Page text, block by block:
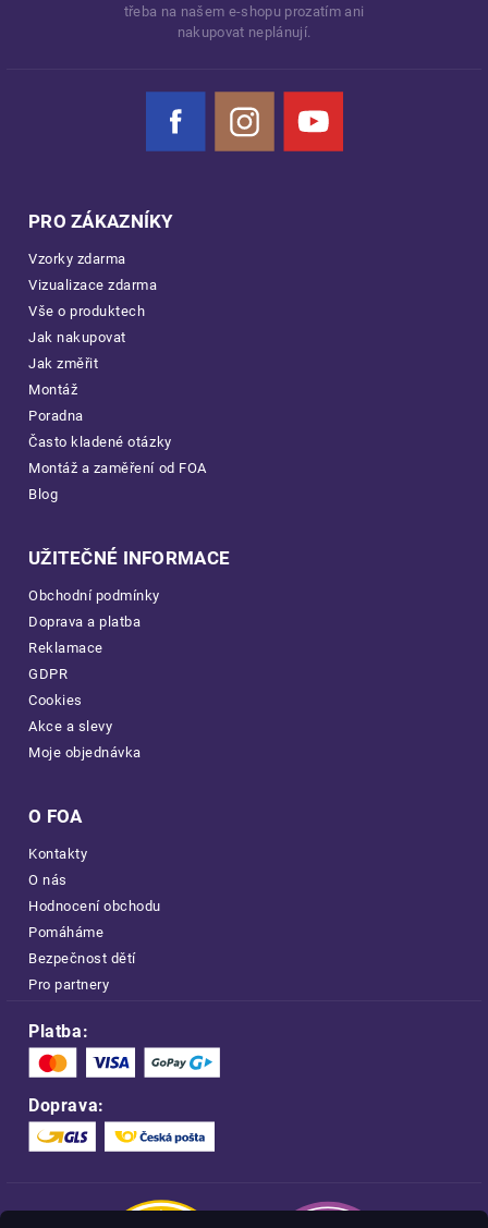
třeba na našem e-shopu prozatím ani
nakupovat neplánují.
Facebook Instagram YouTube
PRO ZÁKAZNÍKY
Vzorky zdarma
Vizualizace zdarma
Vše o produktech
Jak nakupovat
Jak změřit
Montáž
Poradna
Často kladené otázky
Montáž a zaměření od FOA
Blog
UŽITEČNÉ INFORMACE
Obchodní podmínky
Doprava a platba
Reklamace
GDPR
Cookies
Akce a slevy
Moje objednávka
O FOA
Kontakty
O nás
Hodnocení obchodu
Pomáháme
Bezpečnost dětí
Pro partnery
Platba:
Doprava: